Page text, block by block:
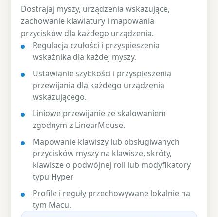
Dostrajaj myszy, urządzenia wskazujące,
zachowanie klawiatury i mapowania
przycisków dla każdego urządzenia.
Regulacja czułości i przyspieszenia
wskaźnika dla każdej myszy.
Ustawianie szybkości i przyspieszenia
przewijania dla każdego urządzenia
wskazującego.
Liniowe przewijanie ze skalowaniem
zgodnym z LinearMouse.
Mapowanie klawiszy lub obsługiwanych
przycisków myszy na klawisze, skróty,
klawisze o podwójnej roli lub modyfikatory
typu Hyper.
Profile i reguły przechowywane lokalnie na
tym Macu.